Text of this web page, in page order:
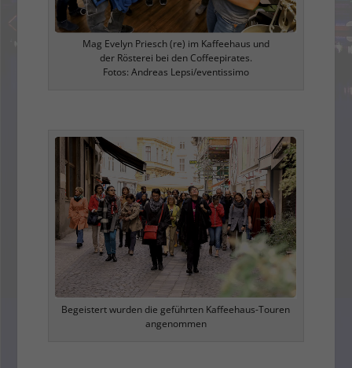
Mag Evelyn Priesch (re) im Kaffeehaus und
der Rösterei bei den Coffeepirates.
Fotos: Andreas Lepsi/eventissimo
Begeistert wurden die geführten Kaffeehaus-Touren
angenommen